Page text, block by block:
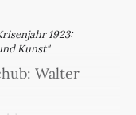
1923:
Kunst"
Walter